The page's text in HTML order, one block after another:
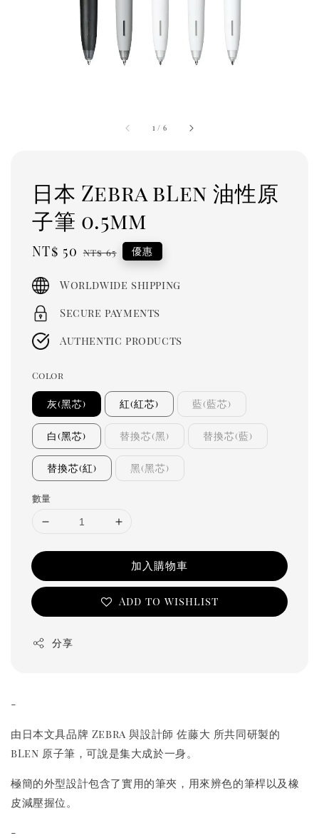
1 / 6
日本 Zebra bLen 油性原
子筆 0.5mm
Sale
NT$ 50 Regular
NT$ 65 優惠
Worldwide shipping
Secure payments
Authentic products
Color
灰(黑芯) 紅(紅芯) 藍(藍芯)
白(黑芯) 替換芯(黑) 替換芯(藍)
替換芯(紅) 黑(黑芯)
數量
加入購物車
Add to wishlist
分享
-
由日本文具品牌 Zebra 與設計師 佐藤大 所共同研製的
bLen 原子筆，可說是集大成於一身。
極簡的外型設計包含了實用的筆夾，用來辨色的筆桿以及橡
皮減壓握位。
-